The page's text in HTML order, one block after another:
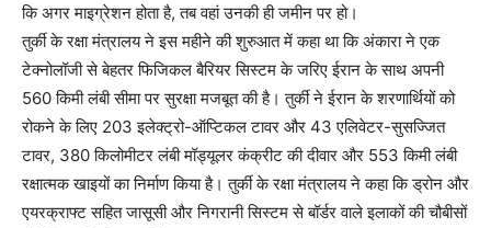
कि अगर माइग्रेशन होता है, तब वहां उनकी ही जमीन पर हो।
तुर्की के रक्षा मंत्रालय ने इस महीने की शुरुआत में कहा था कि अंकारा ने एक
टेक्नोलॉजी से बेहतर फिजिकल बैरियर सिस्टम के जरिए ईरान के साथ अपनी
560 किमी लंबी सीमा पर सुरक्षा मजबूत की है। तुर्की ने ईरान के शरणार्थियों को
रोकने के लिए 203 इलेक्ट्रो-ऑप्टिकल टावर और 43 एलिवेटर-सुसज्जित
टावर, 380 किलोमीटर लंबी मॉड्यूलर कंक्रीट की दीवार और 553 किमी लंबी
रक्षात्मक खाइयों का निर्माण किया है। तुर्की के रक्षा मंत्रालय ने कहा कि ड्रोन और
एयरक्राफ्ट सहित जासूसी और निगरानी सिस्टम से बॉर्डर वाले इलाकों की चौबीसों